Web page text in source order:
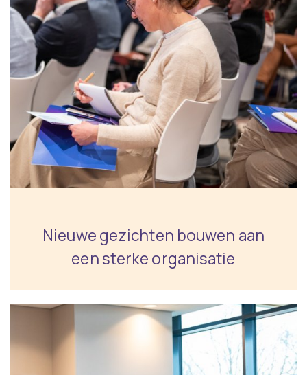
Nieuwe gezichten bouwen aan
een sterke organisatie